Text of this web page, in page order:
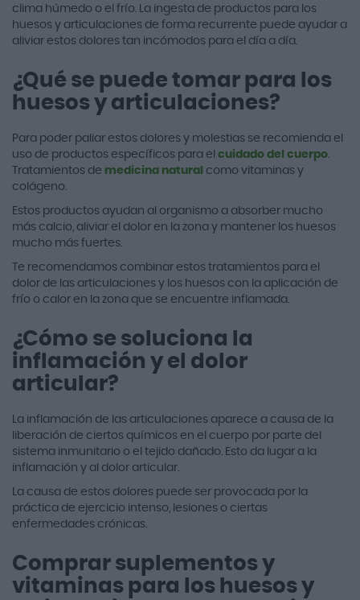
clima húmedo o el frío. La ingesta de productos para los
huesos y articulaciones de forma recurrente puede ayudar a
aliviar estos dolores tan incómodos para el día a día.
¿Qué se puede tomar para los
huesos y articulaciones?
Para poder paliar estos dolores y molestias se recomienda el
uso de productos específicos para el cuidado del cuerpo.
Tratamientos de medicina natural como vitaminas y
colágeno.
Estos productos ayudan al organismo a absorber mucho
más calcio, aliviar el dolor en la zona y mantener los huesos
mucho más fuertes.
Te recomendamos combinar estos tratamientos para el
dolor de las articulaciones y los huesos con la aplicación de
frío o calor en la zona que se encuentre inflamada.
¿Cómo se soluciona la
inflamación y el dolor
articular?
La inflamación de las articulaciones aparece a causa de la
liberación de ciertos químicos en el cuerpo por parte del
sistema inmunitario o el tejido dañado. Esto da lugar a la
inflamación y al dolor articular.
La causa de estos dolores puede ser provocada por la
práctica de ejercicio intenso, lesiones o ciertas
enfermedades crónicas.
Comprar suplementos y
vitaminas para los huesos y